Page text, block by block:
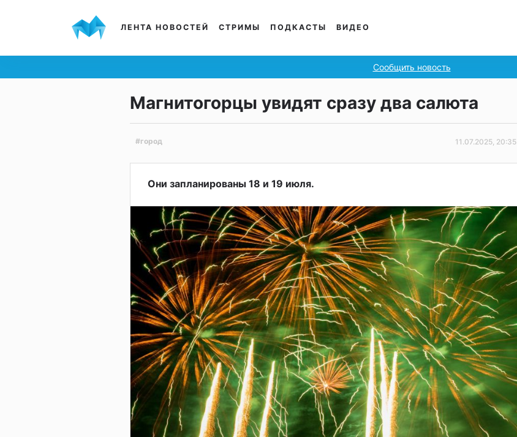
ЛЕНТА НОВОСТЕЙ СТРИМЫ ПОДКАСТЫ ВИДЕО
Сообщить новость
Магнитогорцы увидят сразу два салюта
#город 11.07.2025, 20:35
Они запланированы 18 и 19 июля.